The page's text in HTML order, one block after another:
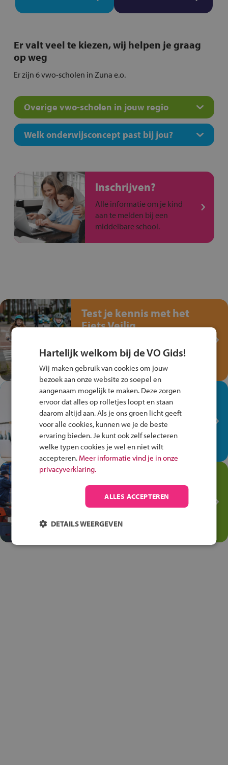
Er valt veel te kiezen, wij helpen je graag
op weg
Er zijn 6 vwo-scholen in Zuna e.o.
Overige vwo-scholen in jouw regio
Welk onderwijsconcept past bij jou?
Inschrijven?
Alle informatie om je kind
aan te melden bij een
middelbare school.
Test je kennis met het
Fiets Veilig
Speel het Fiets Veilig Verkeersspel
en win een Cortina-fiets!
In de winkel ben je op je
plek!
Ontdek via het vmbo jouw talent
op de winkelvloer, waar elke dag
anders is!
Jouw talent in de
Transport en Logistiek
Kies voor vmbo Transport en
thuiskomen!
Hartelijk welkom bij de VO Gids!
Wij maken gebruik van cookies om jouw
bezoek aan onze website zo soepel en
aangenaam mogelijk te maken. Deze zorgen
ervoor dat alles op rolletjes loopt en staan
daarom altijd aan. Als je ons groen licht geeft
voor alle cookies, kunnen we je de beste
ervaring bieden. Je kunt ook zelf selecteren
welke typen cookies je wel en niet wilt
accepteren. Meer informatie vind je in onze
privacyverklaring.
ALLES ACCEPTEREN
DETAILS WEERGEVEN